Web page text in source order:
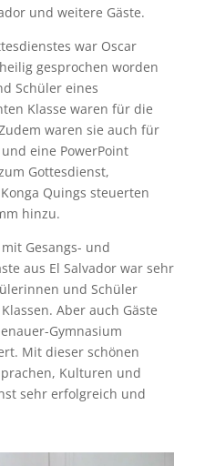
und weitere Gäste.
war Oscar
gesprochen worden
Schüler eines
Klasse waren für die
waren sie auch für
eine PowerPoint
Gottesdienst,
Quings steuerten
hinzu.
Gesangs- und
aus El Salvador war sehr
und Schüler
Aber auch Gäste
Gymnasium
Mit dieser schönen
Kulturen und
sehr erfolgreich und